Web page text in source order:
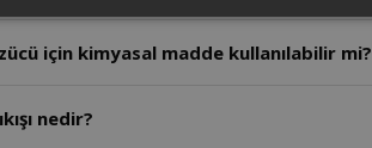
için kimyasal madde kullanılabilir mi?
nedir?